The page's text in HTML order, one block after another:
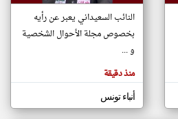
تغيير الدولة
مصادر الأخبار من تونس
اخبار تونس على مدار الساعة
أهم اخبار تونس العاجلة والمباشرة
النائب السعيداني يعبر عن رأيه
بخصوص مجلة الأحوال الشخصية
و ...
منذ دقيقة
أنباء تونس
klyoum.com